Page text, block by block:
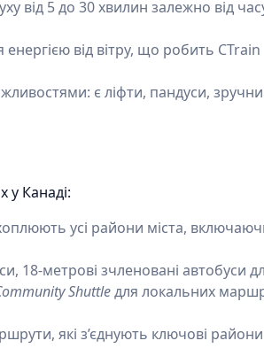
від 5 до 30 хвилин залежно від
від вітру, що робить CTrain
є ліфти, пандуси,
у Канаді:
усі райони міста,
18-метрові зчленовані автобуси
Shuttleдля локальних
які з’єднують ключові райони